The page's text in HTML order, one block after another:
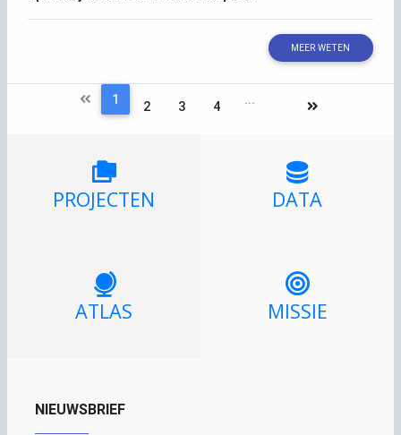
MEER WETEN
1 2 3 4 ...
PROJECTEN DATA
ATLAS MISSIE
NIEUWSBRIEF